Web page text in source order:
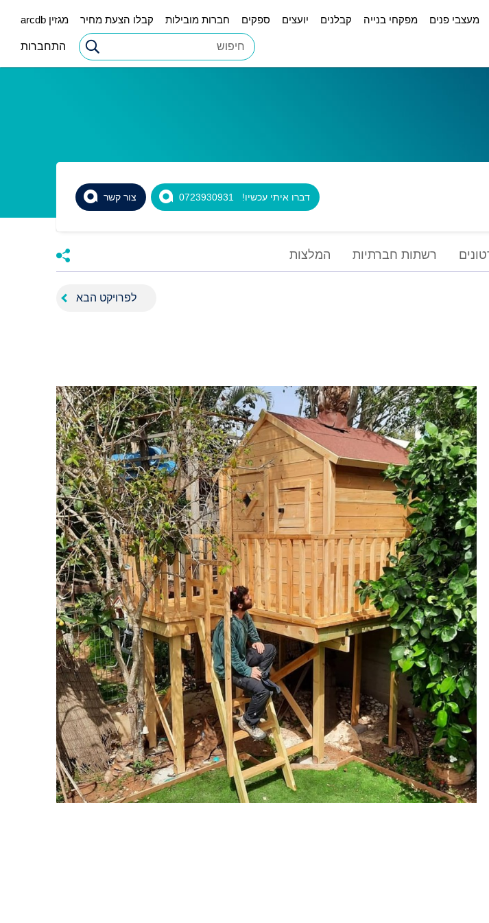
מעצבי פנים מפקחי בנייה קבלנים יועצים ספקים חברות מובילות קבלו הצעת מחיר מגזין arcdb
התחברות
צור קשר דברו איתי עכשיו! 0723930931
רשתות חברתיות המלצות
לפרויקט הבא